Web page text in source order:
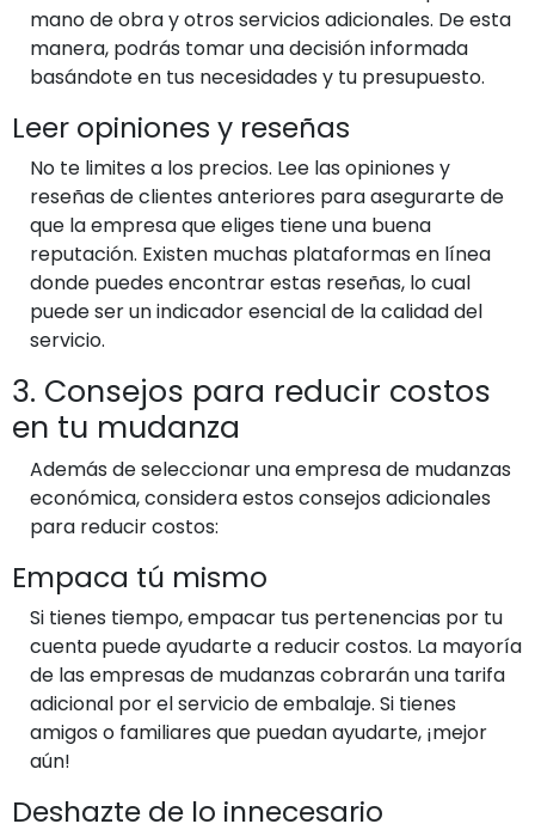
mano de obra y otros servicios adicionales. De esta
manera, podrás tomar una decisión informada
basándote en tus necesidades y tu presupuesto.
Leer opiniones y reseñas
No te limites a los precios. Lee las opiniones y
reseñas de clientes anteriores para asegurarte de
que la empresa que eliges tiene una buena
reputación. Existen muchas plataformas en línea
donde puedes encontrar estas reseñas, lo cual
puede ser un indicador esencial de la calidad del
servicio.
3. Consejos para reducir costos
en tu mudanza
Además de seleccionar una empresa de mudanzas
económica, considera estos consejos adicionales
para reducir costos:
Empaca tú mismo
Si tienes tiempo, empacar tus pertenencias por tu
cuenta puede ayudarte a reducir costos. La mayoría
de las empresas de mudanzas cobrarán una tarifa
adicional por el servicio de embalaje. Si tienes
amigos o familiares que puedan ayudarte, ¡mejor
aún!
Deshazte de lo innecesario